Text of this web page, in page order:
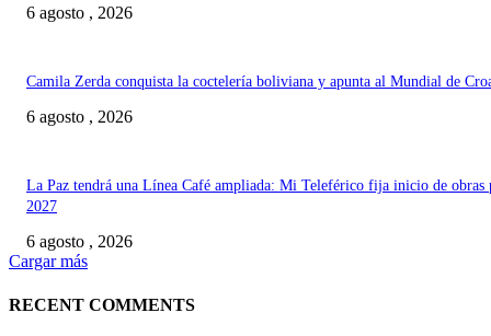
6 agosto , 2026
Camila Zerda conquista la coctelería boliviana y apunta al Mundial de
6 agosto , 2026
La Paz tendrá una Línea Café ampliada: Mi Teleférico fija inicio de obras
2027
6 agosto , 2026
Cargar más
RECENT COMMENTS